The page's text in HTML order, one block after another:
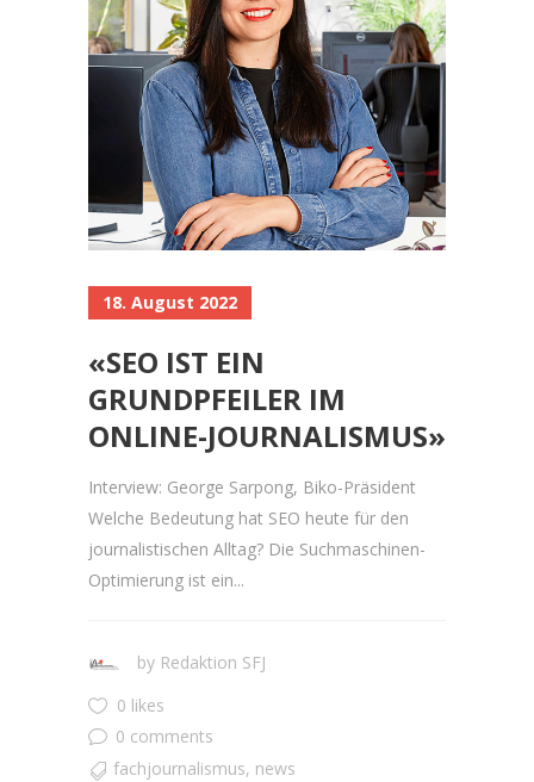
18. August 2022
«SEO IST EIN
GRUNDPFEILER IM
ONLINE-JOURNALISMUS»
Interview: George Sarpong, Biko-Präsident
Welche Bedeutung hat SEO heute für den
journalistischen Alltag? Die Suchmaschinen-
Optimierung ist ein...
by Redaktion SFJ
0 likes
0 comments
fachjournalismus, news